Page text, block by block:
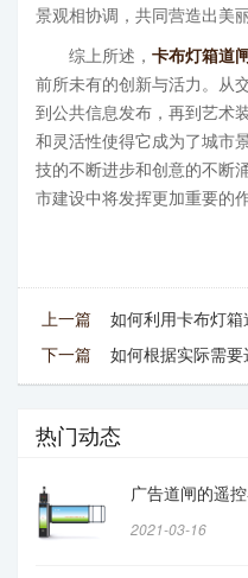
景观相协调，共同营造出美
综上所述， 卡布灯箱道
前所未有的创新与活力。从
到公共信息发布，再到艺术
和灵活性使得它成为了城市
技的不断进步和创意的不断
市建设中将发挥更加重要的作
上一篇 如何利用卡布灯
下一篇 如何根据实际需
热门动态
2021-03-16